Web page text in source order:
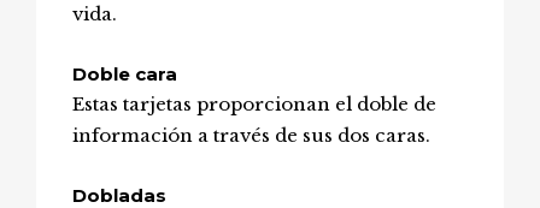
vida.
Doble cara
Estas tarjetas proporcionan el doble de
información a través de sus dos caras.
Dobladas